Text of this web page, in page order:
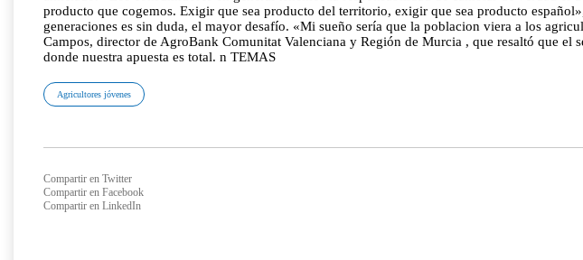
producto que cogemos. Exigir que sea producto del territorio, exigir que sea producto
generaciones es sin duda, el mayor desafío. «Mi sueño sería que la poblacion viera a los
Campos, director de AgroBank Comunitat Valenciana y Región de Murcia , que resaltó que
donde nuestra apuesta es total. n TEMAS
Agricultores jóvenes
Compartir en Twitter
Compartir en Facebook
Compartir en LinkedIn